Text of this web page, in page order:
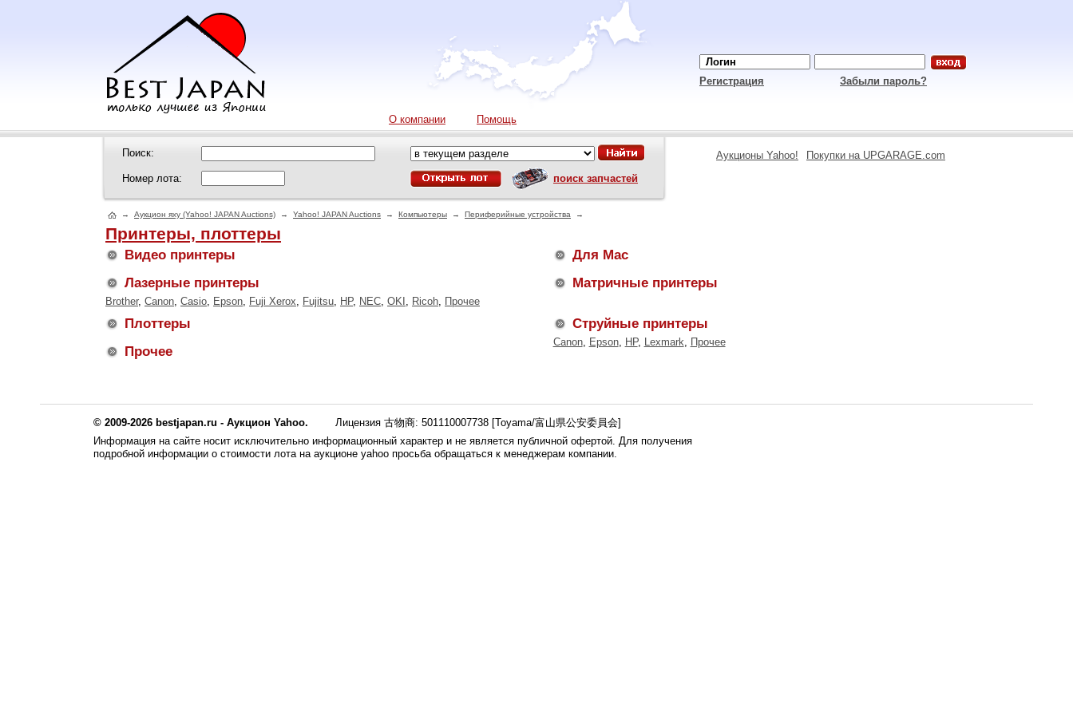
Регистрация Забыли пароль?
О компании Помощь
Поиск:
Номер лота: поиск запчастей
Аукционы Yahoo! Покупки на UPGARAGE.com
→ Аукцион яху (Yahoo! JAPAN Auctions) → Yahoo! JAPAN Auctions → Компьютеры → Периферийные устройства →
Принтеры, плоттеры
Видео принтеры
Для Mac
Лазерные принтеры
Brother, Canon, Casio, Epson, Fuji Xerox, Fujitsu, HP, NEC, OKI , Ricoh, Прочее
Матричные принтеры
Плоттеры Струйные принтеры
Canon, Epson, HP, Lexmark, Прочее
Прочее
© 2009-2026 bestjapan.ru - Аукцион Yahoo.
Лицензия 古物商: 501110007738 [Toyama/富山県公安委員会]
Информация на сайте носит исключительно информационный характер и не является публичной офертой. Для получения
подробной информации о стоимости лота на аукционе yahoo просьба обращаться к менеджерам компании.